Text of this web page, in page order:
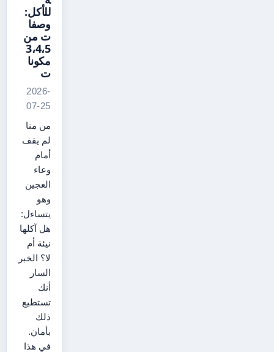
للأكل:
وصفا
ت من
3،4،5
مكونا
ت
2026-
07-25
من منا
لم يقف
أمام
وعاء
العجين
وهو
يتساءل:
هل آكلها
نيئة أم
لا؟ الخبر
السار
أنك
تستطيع
ذلك
بأمان.
في هذا